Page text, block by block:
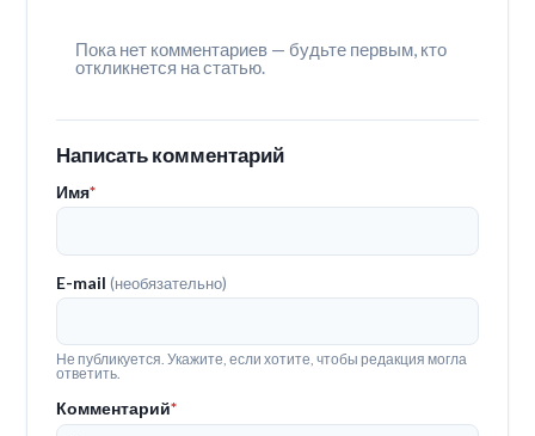
Пока нет комментариев — будьте первым, кто
откликнется на статью.
Написать комментарий
Имя*
E-mail(необязательно)
Не публикуется. Укажите, если хотите, чтобы редакция могла
ответить.
Комментарий*